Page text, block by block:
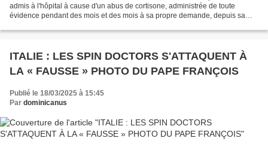
admis à l'hôpital à cause d'un abus de cortisone, administrée de toute
évidence pendant des mois et des mois à sa propre demande, depuis sa
ITALIE : LES SPIN DOCTORS S'ATTAQUENT À
LA « FAUSSE » PHOTO DU PAPE FRANÇOIS
Publié le 18/03/2025 à 15:45
Par dominicanus